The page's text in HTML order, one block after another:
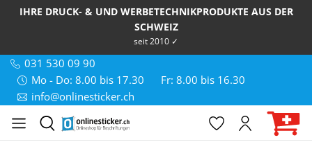
IHRE DRUCK- & UND WERBETECHNIKPRODUKTE AUS DER
SCHWEIZ
seit 2010 ✓
031 530 09 90
Mo - Do: 8.00 bis 17.30
Fr: 8.00 bis 16.30
info@onlinesticker.ch